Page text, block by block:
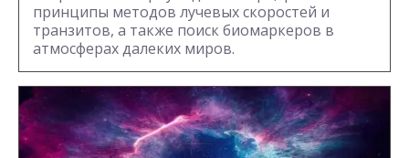
принципы методов лучевых скоростей и
транзитов, а также поиск биомаркеров в
атмосферах далеких миров.